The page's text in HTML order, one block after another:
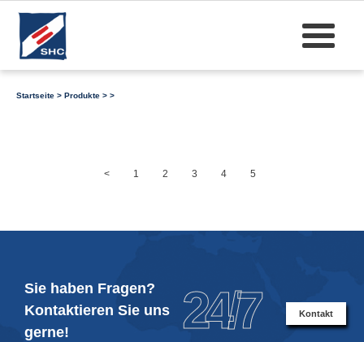
Startseite > Produkte > >
< 1 2 3 4 5
Sie haben Fragen?
Kontaktieren Sie uns
gerne!
24/7 Kontakt